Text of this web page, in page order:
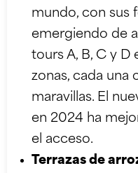
mundo, con sus
emergiendo de
tours A, B, C y D
zonas, cada una
maravillas. El
en 2024 ha
el acceso.
Terrazas de